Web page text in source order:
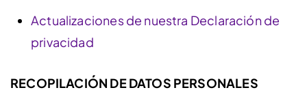
Actualizaciones de nuestra Declaración de
privacidad
RECOPILACIÓN DE DATOS PERSONALES